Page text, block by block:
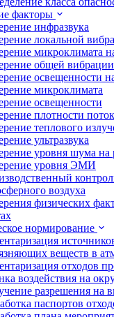
факторы
инфразвука
локальной
микроклимата
общей вибрации
освещенности
микроклимата
освещенности
плотности
теплового
ультразвука
уровня шума на
уровня ЭМИ
воздуха
физических
нормирование
веществ в
отходов
воздействия на
разрешения на
паспортов